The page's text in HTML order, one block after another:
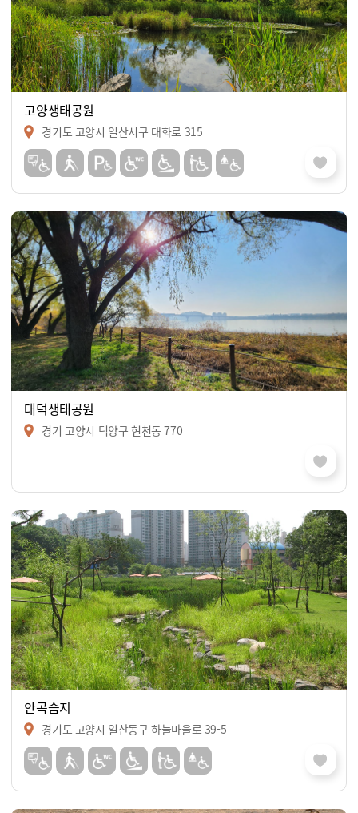
고양생태공원
경기도 고양시 일산서구 대화로 315
대덕생태공원
경기 고양시 덕양구 현천동 770
안곡습지
경기도 고양시 일산동구 하늘마을로 39-5